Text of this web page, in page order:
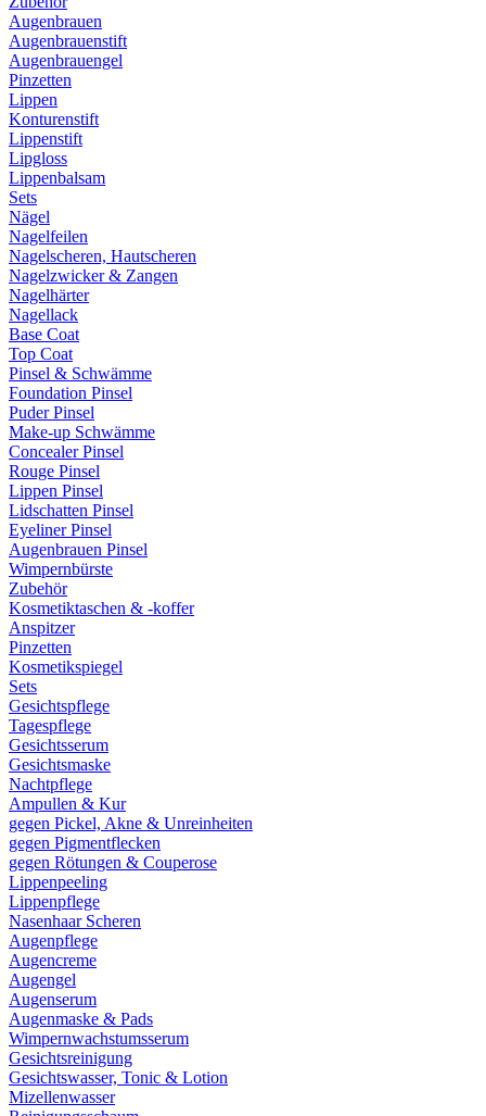
Augenbrauen
Augenbrauenstift
Augenbrauengel
Pinzetten
Lippen
Konturenstift
Lippenstift
Lipgloss
Lippenbalsam
Sets
Nägel
Nagelfeilen
Nagelscheren, Hautscheren
Nagelzwicker & Zangen
Nagelhärter
Nagellack
Base Coat
Top Coat
Pinsel & Schwämme
Foundation Pinsel
Puder Pinsel
Make-up Schwämme
Concealer Pinsel
Rouge Pinsel
Lippen Pinsel
Lidschatten Pinsel
Eyeliner Pinsel
Augenbrauen Pinsel
Wimpernbürste
Zubehör
Kosmetiktaschen & -koffer
Anspitzer
Pinzetten
Kosmetikspiegel
Sets
Gesichtspflege
Tagespflege
Gesichtsserum
Gesichtsmaske
Nachtpflege
Ampullen & Kur
gegen Pickel, Akne & Unreinheiten
gegen Pigmentflecken
gegen Rötungen & Couperose
Lippenpeeling
Lippenpflege
Nasenhaar Scheren
Augenpflege
Augencreme
Augengel
Augenserum
Augenmaske & Pads
Wimpernwachstumsserum
Gesichtsreinigung
Gesichtswasser, Tonic & Lotion
Mizellenwasser